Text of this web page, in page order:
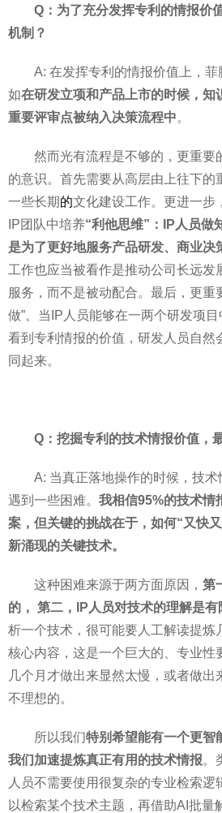
Q：为了充分发挥专利的情报价
机制？
A: 在发挥专利的情报价值上，
如在研发立项和产品上市的时候，知
重要评审点被纳入决策流程中。
然而光有流程是不够的，更重要
的意识。首先需要从高层由上往下的
一些长期的文化建设工作。更进一步
IP团队中培养“利他思维”：IP人员做
是为了更好地服务产品研发、商业决
工作也应当被看作是推动公司长远发
服务，而不是被动配合。最后，更重
做”。当IP人员能够在一两个研发项
看到专利情报的价值，研发人员自然
同起来。
Q：挖掘专利的技术情报价值，
A: 当真正落地操作的时候，技
遇到一些困难。 我相信95%的技术情
案，但关键的挑战在于，如何“又快
新涌现的关键技术。
这种困难来源于两方面原因， 第
的， 第二，IP人员对技术的理解是有
析一个技术，很可能要人工解读提炼
核心内容，这是一个巨大的、专业性
几个月才做出来显然太慢，或者做出
不理想的。
所以我们特别希望能有一个更智
我们加速提炼真正有用的技术情报。
人员不需要使用很复杂的专业检索逻
以检索某个技术主题，再借助AI批量